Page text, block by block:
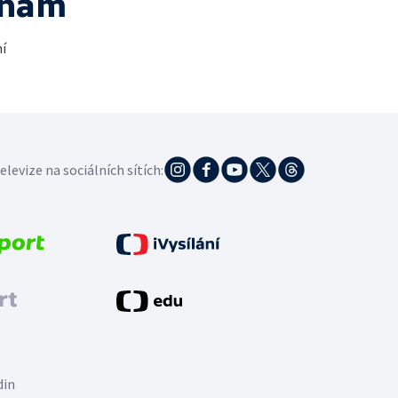
na sociálních sítích: